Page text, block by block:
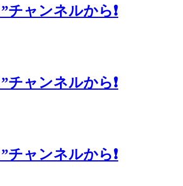
ャンネルから❗️
ャンネルから❗️
ャンネルから❗️